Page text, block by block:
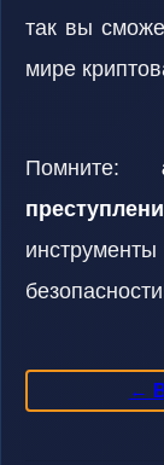
так вы
мире
Помните:
←